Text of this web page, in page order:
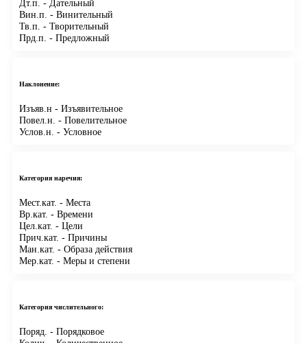
Дт.п. - Дательный
Вин.п. - Винительный
Тв.п. - Творительный
Прд.п. - Предложный
Наклонение:
Изъяв.н - Изъявительное
Повел.н. - Повелительное
Услов.н. - Условное
Категория наречия:
Мест.кат. - Места
Вр.кат. - Времени
Цел.кат. - Цели
Прич.кат. - Причины
Ман.кат. - Образа действия
Мер.кат. - Меры и степени
Категория числительного:
Поряд. - Порядковое